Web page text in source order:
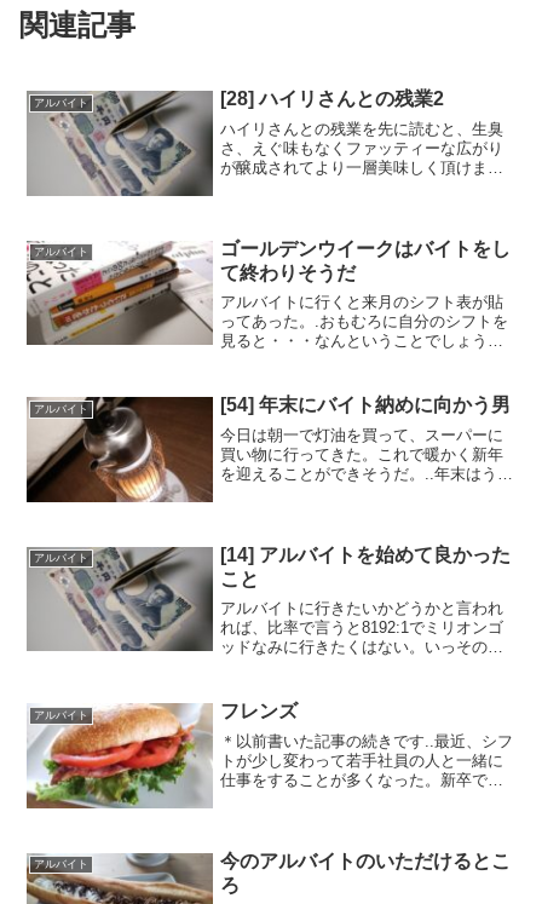
関連記事
アルバイト [28] ハイリさんとの残業2
ハイリさんとの残業を先に読むと、生臭
さ、えぐ味もなくファッティーな広がり
が醸成されてより一層美味しく頂けま
イリさんのほうは...
アルバイト
ゴールデンウイークはバイトをし
て終わりそうだ
アルバイトに行くと来月のシフト表が貼
ってあった。.おもむろに自分のシフトを
見ると・・・なんということでしょう！
寂しい過ごし方だ（笑）.■.自分が休みを
希望しなかっ...
アルバイト [54] 年末にバイト納めに向かう男
今日は朝一で灯油を買って、スーパーに
買い物に行ってきた。これで暖かく新年
を迎えることができそうだ。..年末はうど
（笑）今年もアルバイト...
アルバイト
[14] アルバイトを始めて良かった
こと
アルバイトに行きたいかどうかと言われ
れば、比率で言うと8192:1でミリオンゴ
ッドなみに行きたくはない。いっそのこ
トに思い切って飛び込んでみて良かった
なと思う事も少な...
アルバイト フレンズ
＊以前書いた記事の続きです..最近、シフ
トが少し変わって若手社員の人と一緒に
仕事をすることが多くなった。新卒でこ
ではないし、年齢も...
アルバイト
今のアルバイトのいただけるとこ
ろ